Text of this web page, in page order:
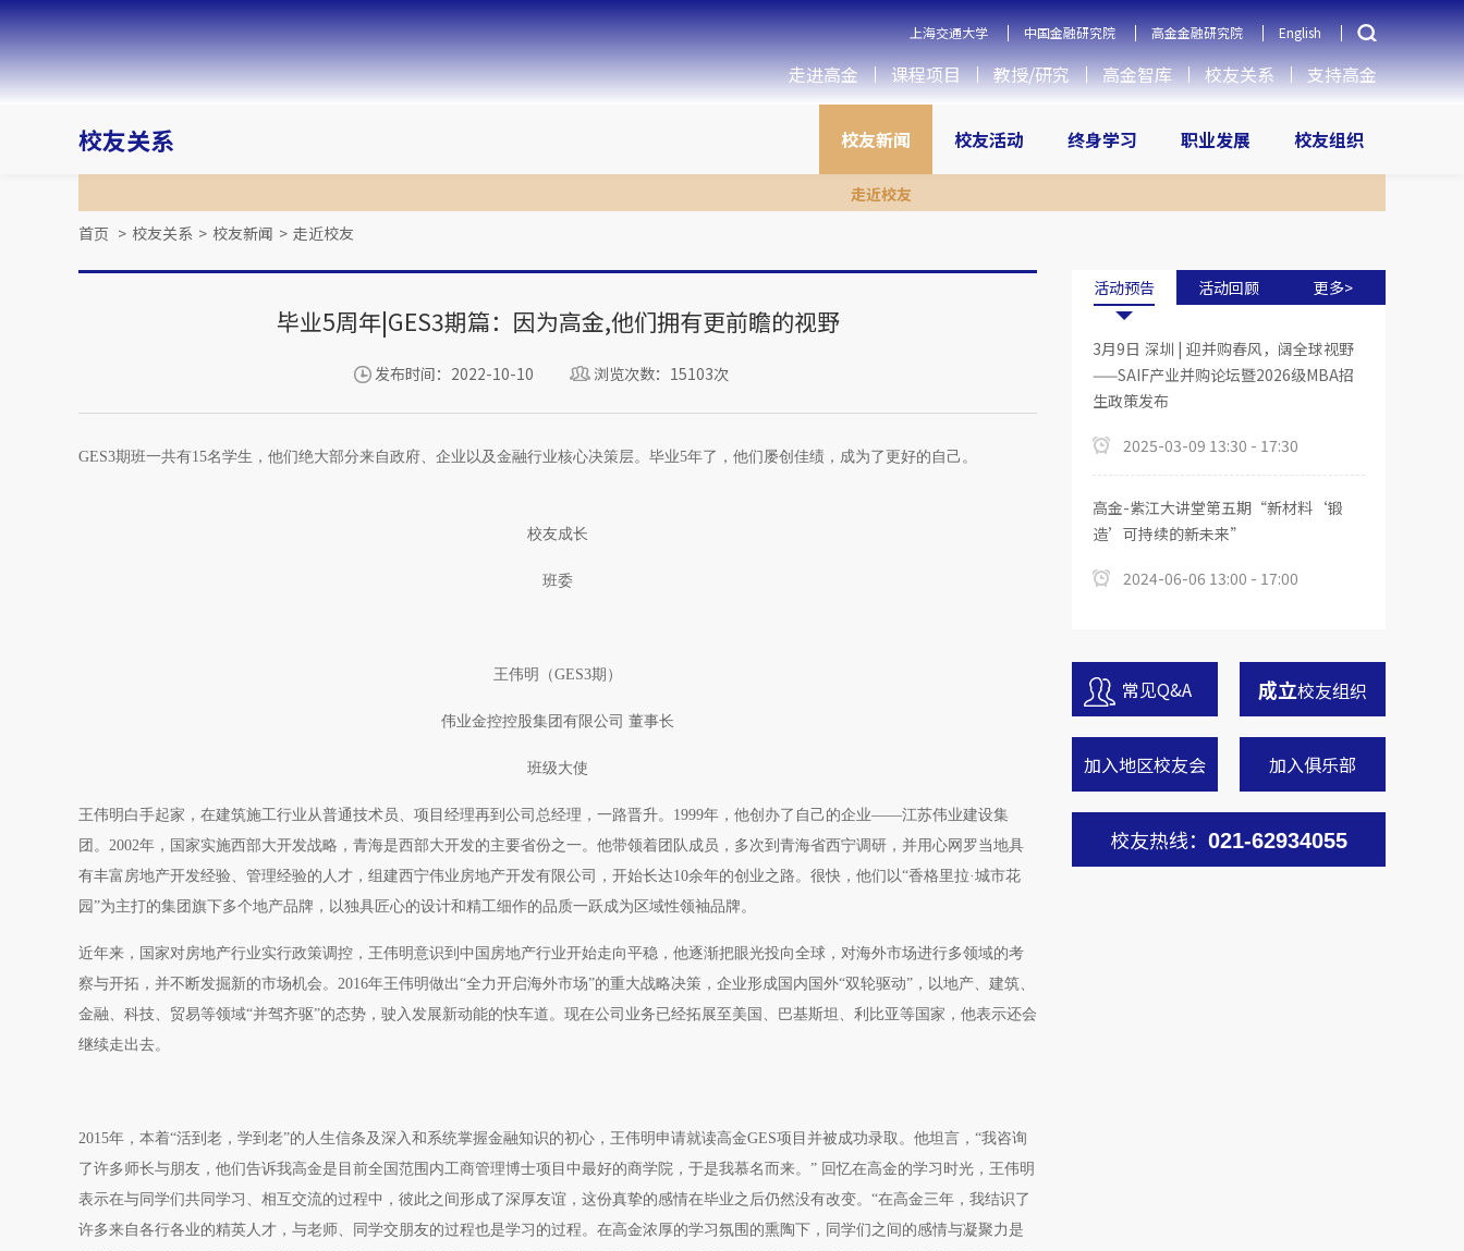
上海交通大学 中国金融研究院 高金金融研究院 English
走进高金 课程项目 教授/研究 高金智库 校友关系 支持高金
校友关系 校友新闻
走近校友
校友活动 终身学习 职业发展 校友组织
首页 > 校友关系 > 校友新闻 > 走近校友
毕业5周年|GES3期篇：因为高金,他们拥有更前瞻的视野
发布时间：2022-10-10 浏览次数：15103次
GES3期班一共有15名学生，他们绝大部分来自政府、企业以及金融行业核心决策层。毕业5年了，他们屡创佳绩，成为了更好的自己。
校友成长
班委
王伟明（GES3期）
伟业金控控股集团有限公司 董事长
班级大使
王伟明白手起家，在建筑施工行业从普通技术员、项目经理再到公司总经理，一路晋升。1999年，他创办了自己的企业——江苏伟业建设集
团。2002年，国家实施西部大开发战略，青海是西部大开发的主要省份之一。他带领着团队成员，多次到青海省西宁调研，并用心网罗当地具
有丰富房地产开发经验、管理经验的人才，组建西宁伟业房地产开发有限公司，开始长达10余年的创业之路。很快，他们以“香格里拉·城市花
园”为主打的集团旗下多个地产品牌，以独具匠心的设计和精工细作的品质一跃成为区域性领袖品牌。
近年来，国家对房地产行业实行政策调控，王伟明意识到中国房地产行业开始走向平稳，他逐渐把眼光投向全球，对海外市场进行多领域的考
察与开拓，并不断发掘新的市场机会。2016年王伟明做出“全力开启海外市场”的重大战略决策，企业形成国内国外“双轮驱动”，以地产、建筑、
金融、科技、贸易等领域“并驾齐驱”的态势，驶入发展新动能的快车道。现在公司业务已经拓展至美国、巴基斯坦、利比亚等国家，他表示还会
继续走出去。
2015年，本着“活到老，学到老”的人生信条及深入和系统掌握金融知识的初心，王伟明申请就读高金GES项目并被成功录取。他坦言，“我咨询
了许多师长与朋友，他们告诉我高金是目前全国范围内工商管理博士项目中最好的商学院，于是我慕名而来。” 回忆在高金的学习时光，王伟明
表示在与同学们共同学习、相互交流的过程中，彼此之间形成了深厚友谊，这份真挚的感情在毕业之后仍然没有改变。“在高金三年，我结识了
许多来自各行各业的精英人才，与老师、同学交朋友的过程也是学习的过程。在高金浓厚的学习氛围的熏陶下，同学们之间的感情与凝聚力是
活动预告 活动回顾 更多>
3月9日 深圳 | 迎并购春风，阔全球视野
——SAIF产业并购论坛暨2026级MBA招
生政策发布
2025-03-09 13:30 - 17:30
高金-紫江大讲堂第五期“新材料‘锻
造’可持续的新未来”
2024-06-06 13:00 - 17:00
常见Q&A 成立校友组织
加入地区校友会 加入俱乐部
校友热线： 021-62934055